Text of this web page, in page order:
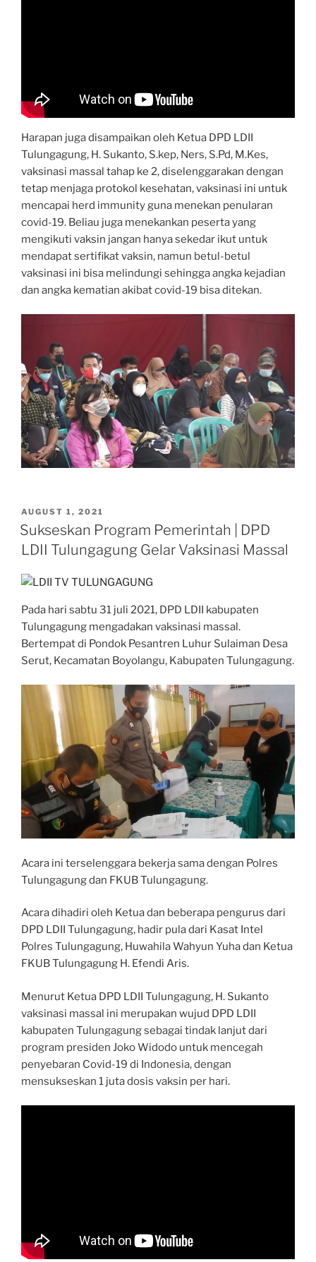
Harapan juga disampaikan oleh Ketua DPD LDII
Tulungagung, H. Sukanto, S.kep, Ners, S.Pd, M.Kes,
vaksinasi massal tahap ke 2, diselenggarakan dengan
tetap menjaga protokol kesehatan, vaksinasi ini untuk
mencapai herd immunity guna menekan penularan
covid-19. Beliau juga menekankan peserta yang
mengikuti vaksin jangan hanya sekedar ikut untuk
mendapat sertifikat vaksin, namun betul-betul
vaksinasi ini bisa melindungi sehingga angka kejadian
dan angka kematian akibat covid-19 bisa ditekan.
POSTED
ON
AUGUST 1, 2021
Sukseskan Program Pemerintah | DPD
LDII Tulungagung Gelar Vaksinasi Massal
Pada hari sabtu 31 juli 2021, DPD LDII kabupaten
Tulungagung mengadakan vaksinasi massal.
Bertempat di Pondok Pesantren Luhur Sulaiman Desa
Serut, Kecamatan Boyolangu, Kabupaten Tulungagung.
Acara ini terselenggara bekerja sama dengan Polres
Tulungagung dan FKUB Tulungagung.
Acara dihadiri oleh Ketua dan beberapa pengurus dari
DPD LDII Tulungagung, hadir pula dari Kasat Intel
Polres Tulungagung, Huwahila Wahyun Yuha dan Ketua
FKUB Tulungagung H. Efendi Aris.
Menurut Ketua DPD LDII Tulungagung, H. Sukanto
vaksinasi massal ini merupakan wujud DPD LDII
kabupaten Tulungagung sebagai tindak lanjut dari
program presiden Joko Widodo untuk mencegah
penyebaran Covid-19 di Indonesia, dengan
mensukseskan 1 juta dosis vaksin per hari.